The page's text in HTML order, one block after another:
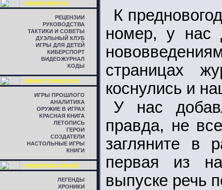
ЛИНИЯ ФРОНТА
РЕЦЕНЗИИ
РУКОВОДСТВА
ТАКТИКИ И СОВЕТЫ
ДУЭЛЬНЫЙ КЛУБ
ИГРЫ ДЛЯ ДЕТЕЙ
КИБЕРСПОРТ
ВИДЕОЖУРНАЛ
КОДЫ
ЛИНИЯ ГОРИЗОНТА
ИГРЫ ПРОШЛОГО
АНАЛИТИКА
ОРУЖИЕ В ИГРАХ
КРАСНАЯ КНИГА
ЛЕТОПИСЬ
ГЕРОИ
СОЗДАТЕЛИ
НАСТОЛЬНЫЕ ИГРЫ
КНИГИ
СЮЖЕТНАЯ ЛИНИЯ
ЛЕГЕНДЫ
ХРОНИКИ
К
номер, у нас
страницах
коснулись и
У нас
правда, не
загляните в
первая из
выпуске речь